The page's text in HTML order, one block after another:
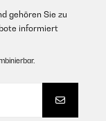
gehören Sie zu
informiert